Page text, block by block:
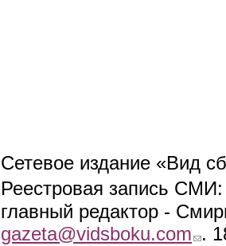
Сетевое издание «Вид
Реестровая запись СМИ:
главный редактор -
gazeta@vidsboku.com (link
.